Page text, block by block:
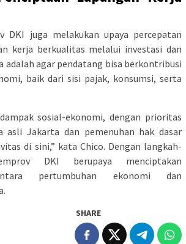
DKI juga melakukan upaya percepatan
kerja berkualitas melalui investasi dan
adalah agar pendatang bisa berkontribusi
baik dari sisi pajak, konsumsi, serta
sosial-ekonomi, dengan prioritas
asli Jakarta dan pemenuhan hak dasar
di sini,” kata Chico. Dengan langkah-
DKI berupaya menciptakan
pertumbuhan ekonomi dan
SHARE